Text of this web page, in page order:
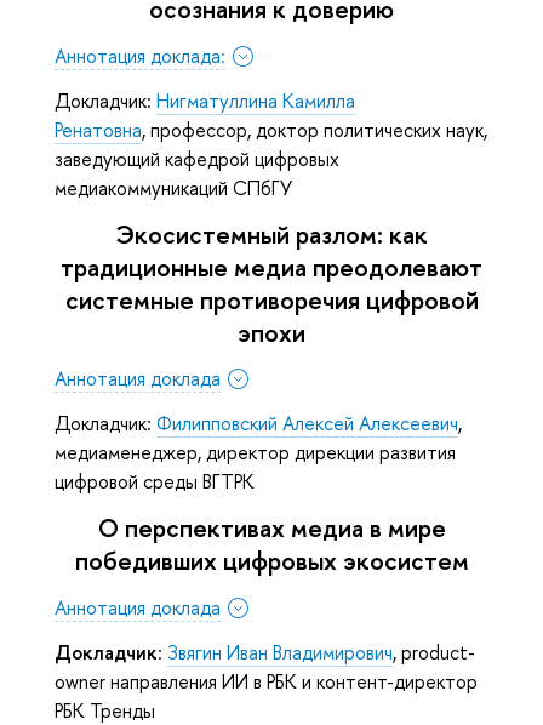
осознания к доверию
Аннотация доклада:
Докладчик: Нигматуллина Камилла
Ренатовна, профессор, доктор политических наук,
заведующий кафедрой цифровых
медиакоммуникаций СПбГУ
Экосистемный разлом: как
традиционные медиа преодолевают
системные противоречия цифровой
эпохи
Аннотация доклада
Докладчик: Филипповский Алексей Алексеевич,
медиаменеджер, директор дирекции развития
цифровой среды ВГТРК
О перспективах медиа в мире
победивших цифровых экосистем
Аннотация доклада
Докладчик: Звягин Иван Владимирович, product-
owner направления ИИ в РБК и контент-директор
РБК Тренды